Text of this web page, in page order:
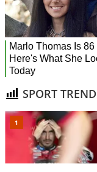
SPORT TREND